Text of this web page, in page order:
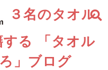
３名のタオル
る 「タオル
」ブログ